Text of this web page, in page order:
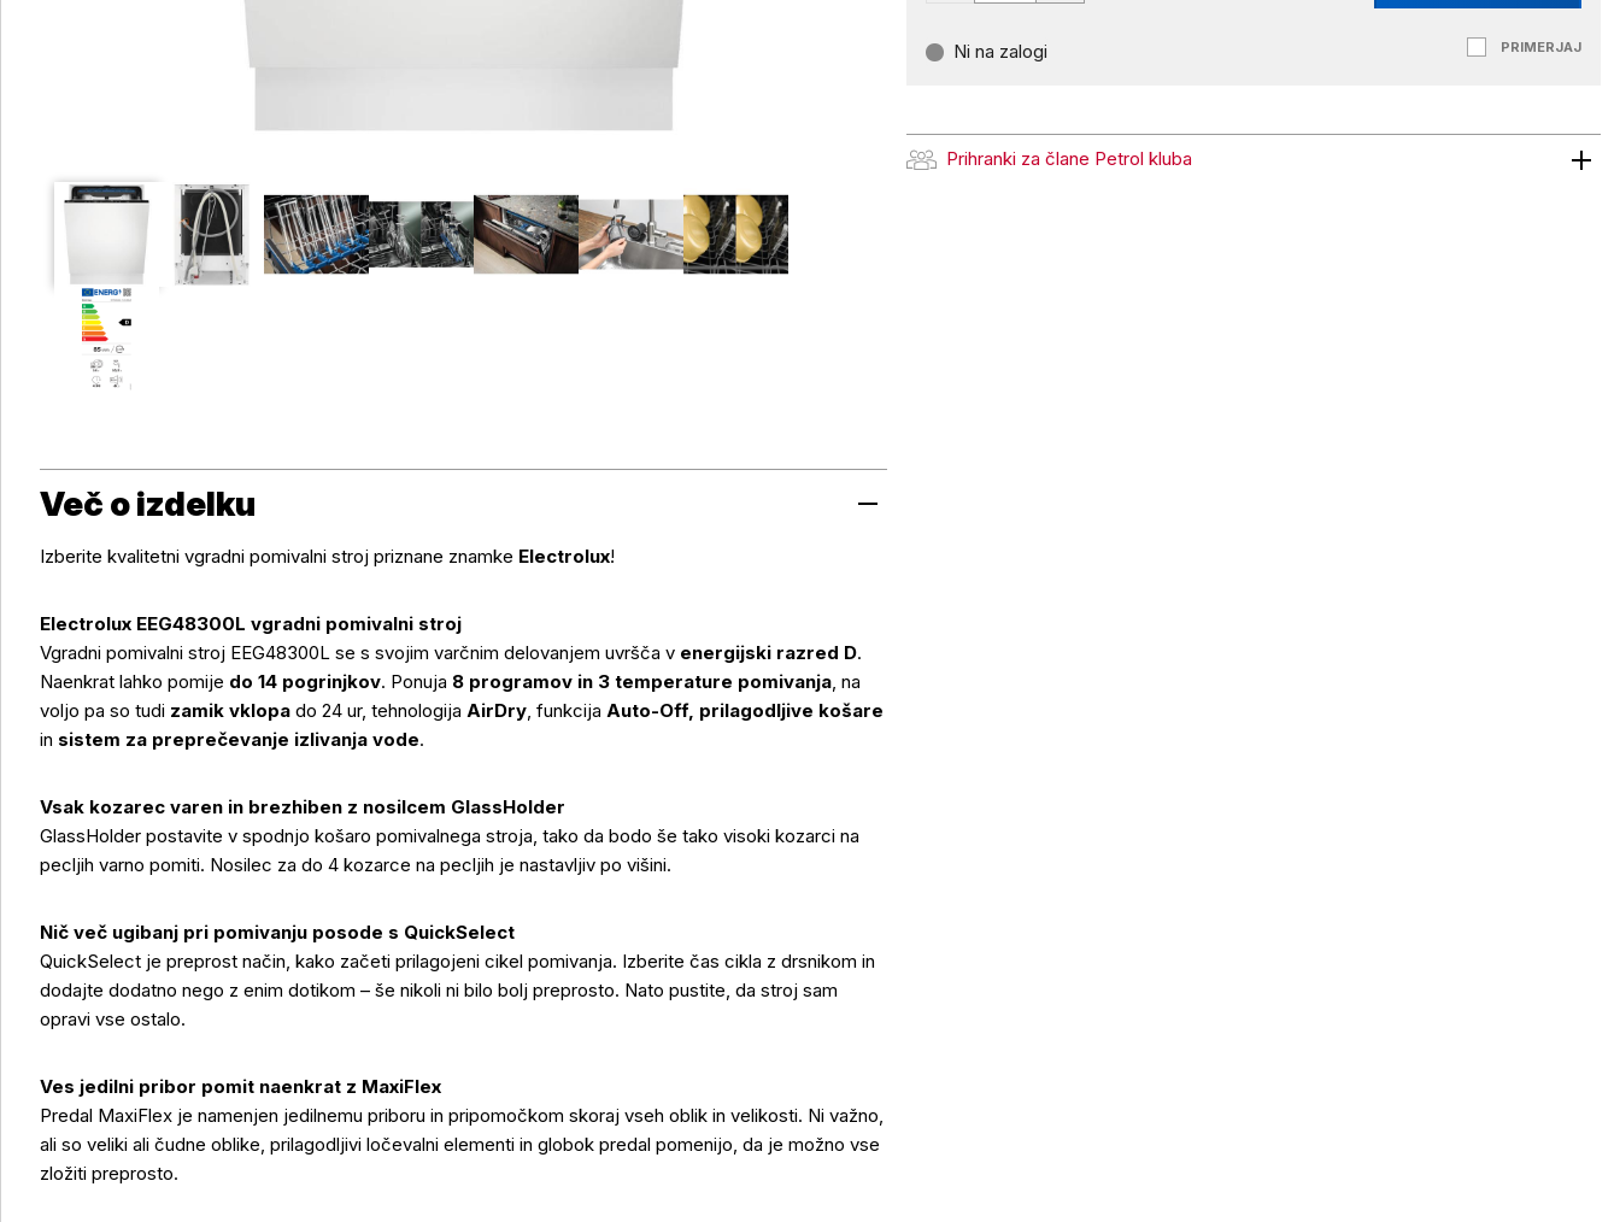
Ni na zalogi PRIMERJAJ
Prihranki za člane Petrol kluba
Prihranki za člane Petrol kluba
Več o izdelku
Izberite kvalitetni vgradni pomivalni stroj priznane znamke Electrolux!
Electrolux EEG48300L vgradni pomivalni stroj
Vgradni pomivalni stroj EEG48300L se s svojim varčnim delovanjem uvršča v energijski razred D.
Naenkrat lahko pomije do 14 pogrinjkov. Ponuja 8 programov in 3 temperature pomivanja, na
voljo pa so tudi zamik vklopa do 24 ur, tehnologija AirDry, funkcija Auto-Off, prilagodljive košare
in sistem za preprečevanje izlivanja vode.
Vsak kozarec varen in brezhiben z nosilcem GlassHolder
GlassHolder postavite v spodnjo košaro pomivalnega stroja, tako da bodo še tako visoki kozarci na
pecljih varno pomiti. Nosilec za do 4 kozarce na pecljih je nastavljiv po višini.
Nič več ugibanj pri pomivanju posode s QuickSelect
QuickSelect je preprost način, kako začeti prilagojeni cikel pomivanja. Izberite čas cikla z drsnikom in
dodajte dodatno nego z enim dotikom – še nikoli ni bilo bolj preprosto. Nato pustite, da stroj sam
opravi vse ostalo.
Ves jedilni pribor pomit naenkrat z MaxiFlex
Predal MaxiFlex je namenjen jedilnemu priboru in pripomočkom skoraj vseh oblik in velikosti. Ni važno,
ali so veliki ali čudne oblike, prilagodljivi ločevalni elementi in globok predal pomenijo, da je možno vse
zložiti preprosto.